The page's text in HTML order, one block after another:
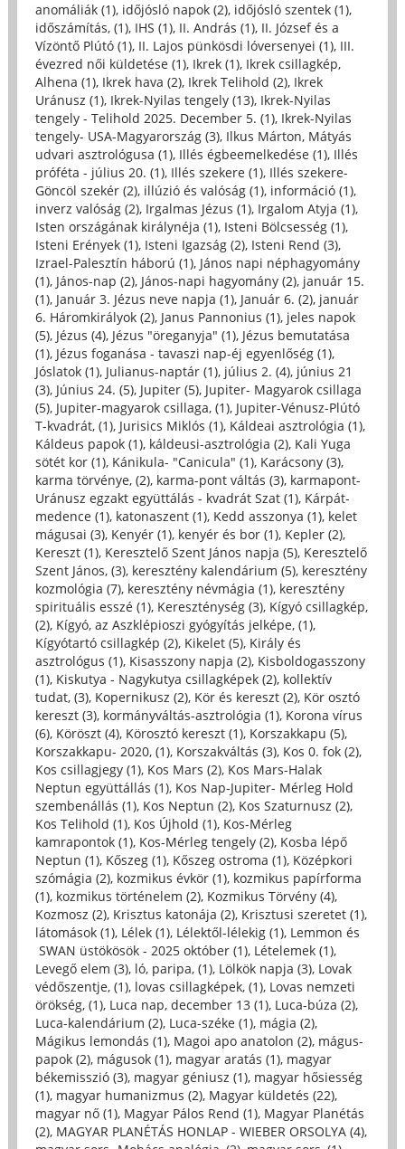
anomáliák (1), időjósló napok (2), időjósló szentek (1),
időszámítás, (1), IHS (1), II. András (1), II. József és a
Vízöntő Plútó (1), II. Lajos pünkösdi lóversenyei (1), III.
évezred női küldetése (1), Ikrek (1), Ikrek csillagkép,
Alhena (1), Ikrek hava (2), Ikrek Telihold (2), Ikrek
Uránusz (1), Ikrek-Nyilas tengely (13), Ikrek-Nyilas
tengely - Telihold 2025. December 5. (1), Ikrek-Nyilas
tengely- USA-Magyarország (3), Ilkus Márton, Mátyás
udvari asztrológusa (1), Illés égbeemelkedése (1), Illés
próféta - július 20. (1), Illés szekere (1), Illés szekere-
Göncöl szekér (2), illúzió és valóság (1), információ (1),
inverz valóság (2), Irgalmas Jézus (1), Irgalom Atyja (1),
Isten országának királynéja (1), Isteni Bölcsesség (1),
Isteni Erények (1), Isteni Igazság (2), Isteni Rend (3),
Izrael-Palesztín háború (1), János napi néphagyomány
(1), János-nap (2), János-napi hagyomány (2), január 15.
(1), Január 3. Jézus neve napja (1), Január 6. (2), január
6. Háromkirályok (2), Janus Pannonius (1), jeles napok
(5), Jézus (4), Jézus "öreganyja" (1), Jézus bemutatása
(1), Jézus foganása - tavaszi nap-éj egyenlőség (1),
Jóslatok (1), Julianus-naptár (1), július 2. (4), június 21
(3), Június 24. (5), Jupiter (5), Jupiter- Magyarok csillaga
(5), Jupiter-magyarok csillaga, (1), Jupiter-Vénusz-Plútó
T-kvadrát, (1), Jurisics Miklós (1), Káldeai asztrológia (1),
Káldeus papok (1), káldeusi-asztrológia (2), Kali Yuga
sötét kor (1), Kánikula- "Canicula" (1), Karácsony (3),
karma törvénye, (2), karma-pont váltás (3), karmapont-
Uránusz egzakt együttálás - kvadrát Szat (1), Kárpát-
medence (1), katonaszent (1), Kedd asszonya (1), kelet
mágusai (3), Kenyér (1), kenyér és bor (1), Kepler (2),
Kereszt (1), Keresztelő Szent János napja (5), Keresztelő
Szent János, (3), keresztény kalendárium (5), keresztény
kozmológia (7), keresztény névmágia (1), keresztény
spirituális esszé (1), Kereszténység (3), Kígyó csillagkép,
(2), Kígyó, az Aszklépioszi gyógyítás jelképe, (1),
Kígyótartó csillagkép (2), Kikelet (5), Király és
asztrológus (1), Kisasszony napja (2), Kisboldogasszony
(1), Kiskutya - Nagykutya csillagképek (2), kollektív
tudat, (3), Kopernikusz (2), Kör és kereszt (2), Kör osztó
kereszt (3), kormányváltás-asztrológia (1), Korona vírus
(6), Köröszt (4), Körosztó kereszt (1), Korszakkapu (5),
Korszakkapu- 2020, (1), Korszakváltás (3), Kos 0. fok (2),
Kos csillagjegy (1), Kos Mars (2), Kos Mars-Halak
Neptun együttállás (1), Kos Nap-Jupiter- Mérleg Hold
szembenállás (1), Kos Neptun (2), Kos Szaturnusz (2),
Kos Telihold (1), Kos Újhold (1), Kos-Mérleg
kamrapontok (1), Kos-Mérleg tengely (2), Kosba lépő
Neptun (1), Kőszeg (1), Kőszeg ostroma (1), Középkori
szómágia (2), kozmikus évkör (1), kozmikus papírforma
(1), kozmikus történelem (2), Kozmikus Törvény (4),
Kozmosz (2), Krisztus katonája (2), Krisztusi szeretet (1),
látomások (1), Lélek (1), Lélektől-lélekig (1), Lemmon és
SWAN üstökösök - 2025 október (1), Lételemek (1),
Levegő elem (3), ló, paripa, (1), Lölkök napja (3), Lovak
védőszentje, (1), lovas csillagképek, (1), Lovas nemzeti
örökség, (1), Luca nap, december 13 (1), Luca-búza (2),
Luca-kalendárium (2), Luca-széke (1), mágia (2),
Mágikus lemondás (1), Magoi apo anatolon (2), mágus-
papok (2), mágusok (1), magyar aratás (1), magyar
békemisszió (3), magyar géniusz (1), magyar hősiesség
(1), magyar humanizmus (2), Magyar küldetés (22),
magyar nő (1), Magyar Pálos Rend (1), Magyar Planétás
(2), MAGYAR PLANÉTÁS HONLAP - WIEBER ORSOLYA (4),